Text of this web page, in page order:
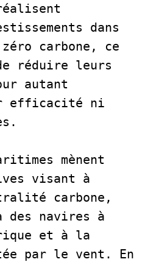
dans
carbone, ce
réduire leurs
autant
efficacité ni
mènent
visant à
carbone,
des navires à
et à la
par le vent. En